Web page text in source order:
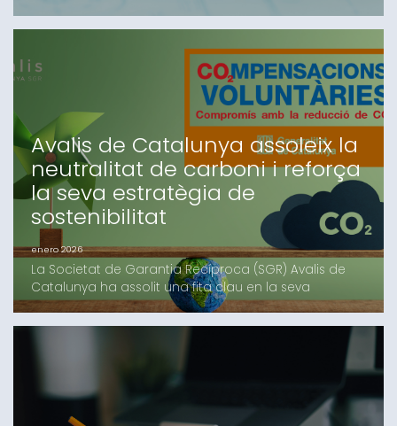
crèditAvalis de Catalunya ha tancat l’exercici 2025
d’euros, una xifra que supera els resultats de l'any
anterior. L’activitat de la Societat de Ga
Avalis de Catalunya assoleix la
neutralitat de carboni i reforça
la seva estratègia de
sostenibilitat
enero 2026
La Societat de Garantia Recíproca (SGR) Avalis de
Catalunya ha assolit una fita clau en la seva
estratègia corporativa: la neutralitat d’emissions de
diòxid de carboni. Aquest assoliment és fruit d'un
precisa de la petjada de carboni, la implementació
de mesures d'eficiència energètica i la compensaci